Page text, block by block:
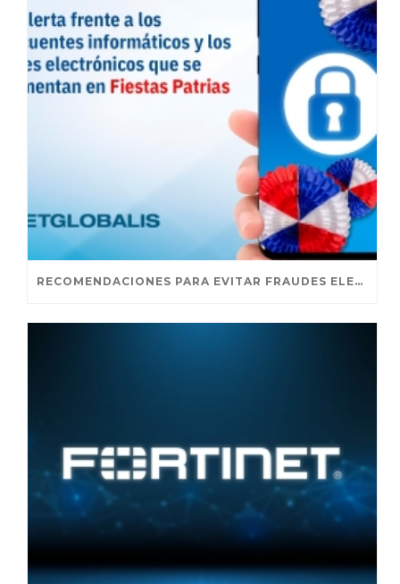
RECOMENDACIONES PARA EVITAR FRAUDES ELECTRÓNICOS EN FIESTAS PATRIAS